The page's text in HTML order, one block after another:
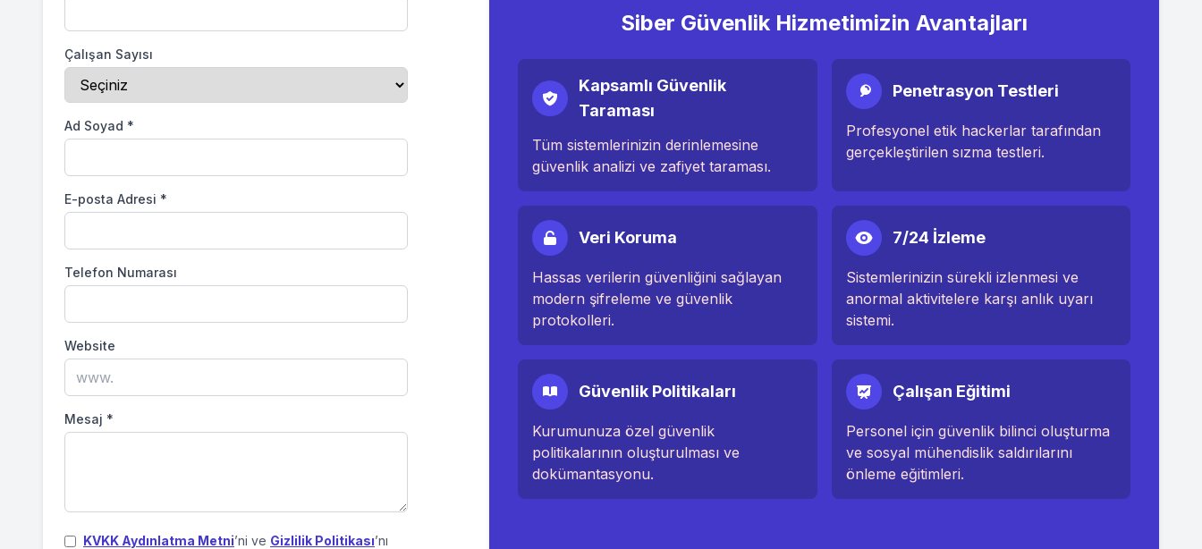
Çalışan Sayısı
Ad Soyad *
E-posta Adresi *
Telefon Numarası
Website
Mesaj *
KVKK Aydınlatma Metni’ni ve Gizlilik Politikası’nı
Siber Güvenlik Hizmetimizin Avantajları
Kapsamlı Güvenlik
Taraması
Tüm sistemlerinizin derinlemesine
güvenlik analizi ve zafiyet taraması.
Penetrasyon Testleri
Profesyonel etik hackerlar tarafından
gerçekleştirilen sızma testleri.
Veri Koruma
Hassas verilerin güvenliğini sağlayan
modern şifreleme ve güvenlik
protokolleri.
7/24 İzleme
Sistemlerinizin sürekli izlenmesi ve
anormal aktivitelere karşı anlık uyarı
sistemi.
Güvenlik Politikaları
Kurumunuza özel güvenlik
politikalarının oluşturulması ve
dokümantasyonu.
Çalışan Eğitimi
Personel için güvenlik bilinci oluşturma
ve sosyal mühendislik saldırılarını
önleme eğitimleri.